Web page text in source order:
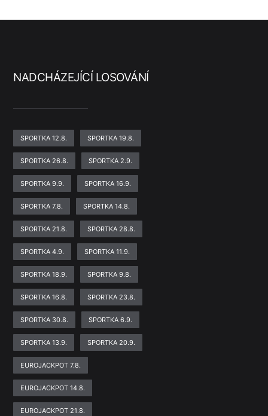
NADCHÁZEJÍCÍ LOSOVÁNÍ
SPORTKA 12.8. SPORTKA 19.8.
SPORTKA 26.8. SPORTKA 2.9.
SPORTKA 9.9. SPORTKA 16.9.
SPORTKA 7.8. SPORTKA 14.8.
SPORTKA 21.8. SPORTKA 28.8.
SPORTKA 4.9. SPORTKA 11.9.
SPORTKA 18.9. SPORTKA 9.8.
SPORTKA 16.8. SPORTKA 23.8.
SPORTKA 30.8. SPORTKA 6.9.
SPORTKA 13.9. SPORTKA 20.9.
EUROJACKPOT 7.8.
EUROJACKPOT 14.8.
EUROJACKPOT 21.8.